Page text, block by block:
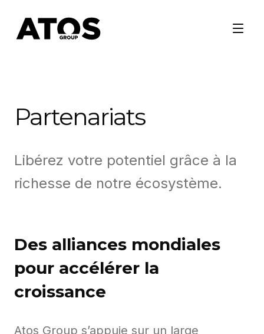
Partenariats
Libérez votre potentiel grâce à la
richesse de notre écosystème.
Des alliances mondiales
pour accélérer la
croissance
Atos Group s’appuie sur un large